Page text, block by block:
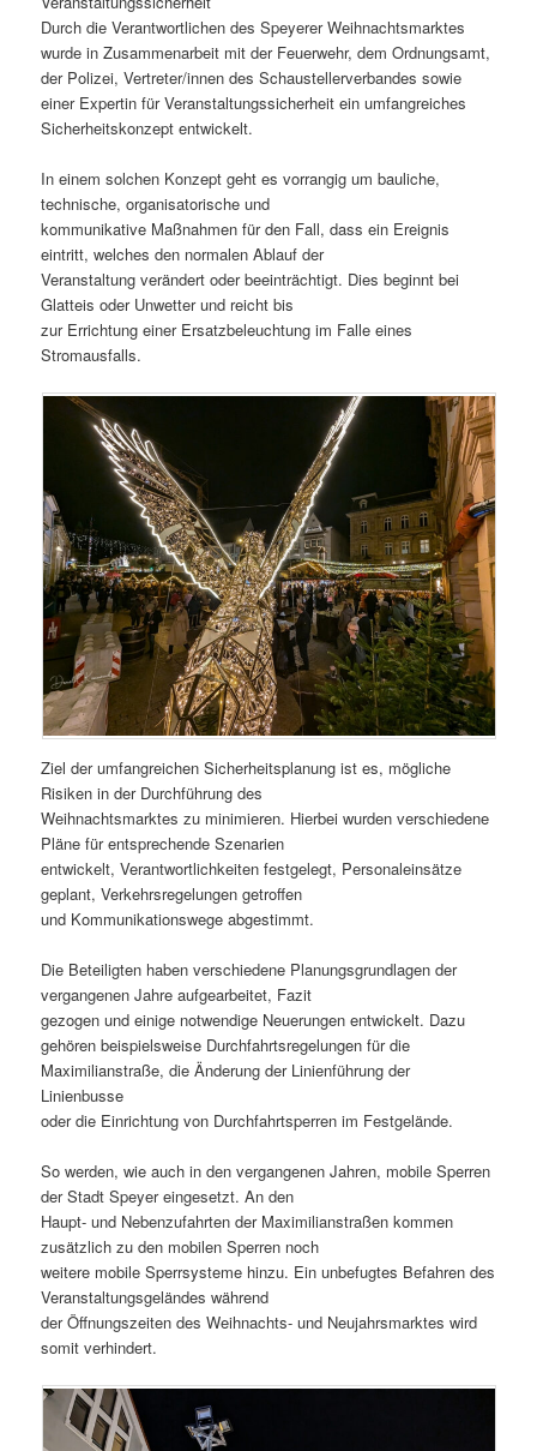
Durch die Verantwortlichen des Speyerer Weihnachtsmarktes
wurde in Zusammenarbeit mit der Feuerwehr, dem Ordnungsamt,
der Polizei, Vertreter/innen des Schaustellerverbandes sowie
einer Expertin für Veranstaltungssicherheit ein umfangreiches
Sicherheitskonzept entwickelt.
In einem solchen Konzept geht es vorrangig um bauliche,
technische, organisatorische und
kommunikative Maßnahmen für den Fall, dass ein Ereignis
eintritt, welches den normalen Ablauf der
Veranstaltung verändert oder beeinträchtigt. Dies beginnt bei
Glatteis oder Unwetter und reicht bis
zur Errichtung einer Ersatzbeleuchtung im Falle eines
Stromausfalls.
Ziel der umfangreichen Sicherheitsplanung ist es, mögliche
Risiken in der Durchführung des
Weihnachtsmarktes zu minimieren. Hierbei wurden verschiedene
Pläne für entsprechende Szenarien
entwickelt, Verantwortlichkeiten festgelegt, Personaleinsätze
geplant, Verkehrsregelungen getroffen
und Kommunikationswege abgestimmt.
Die Beteiligten haben verschiedene Planungsgrundlagen der
vergangenen Jahre aufgearbeitet, Fazit
gezogen und einige notwendige Neuerungen entwickelt. Dazu
gehören beispielsweise Durchfahrtsregelungen für die
Maximilianstraße, die Änderung der Linienführung der
Linienbusse
oder die Einrichtung von Durchfahrtsperren im Festgelände.
So werden, wie auch in den vergangenen Jahren, mobile Sperren
der Stadt Speyer eingesetzt. An den
Haupt- und Nebenzufahrten der Maximilianstraßen kommen
zusätzlich zu den mobilen Sperren noch
weitere mobile Sperrsysteme hinzu. Ein unbefugtes Befahren des
Veranstaltungsgeländes während
der Öffnungszeiten des Weihnachts- und Neujahrsmarktes wird
somit verhindert.